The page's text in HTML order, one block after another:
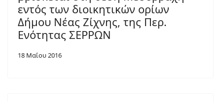
εντός των διοικητικών ορίων
Δήμου Νέας Ζίχνης, της Περ.
Ενότητας ΣΕΡΡΩΝ
18 Μαΐου 2016